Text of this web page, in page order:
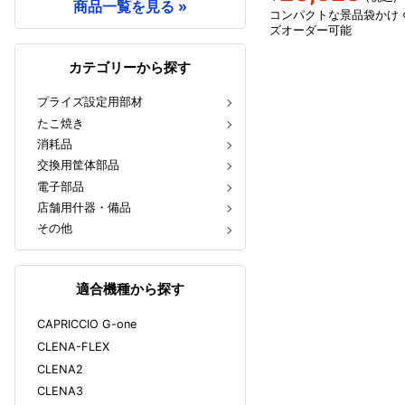
商品一覧を見る »
カテゴリーから探す
プライズ設定用部材
たこ焼き
消耗品
交換用筐体部品
電子部品
店舗用什器・備品
その他
適合機種から探す
CAPRICCIO G-one
CLENA-FLEX
CLENA2
CLENA3
コンパクトな景品袋かけ
ズオーダー可能